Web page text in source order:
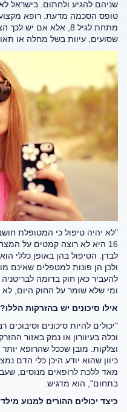
שניהם להגיע ולחתום. בישראל
טופס הסכמה מדעת. רופא
מתחת לגיל 8, אלא אם
שסועים, עיוות בשל מחלה או
"לא יהיה טיפול כי המטופלת
לבדן. הטיפול בהן באופן כללי
ולכן הן פונות למטפלים שאינם
להעביר כאן חוק בדומה לבריטניה
ומי שלא שומר על החוק היום,
אילו סיכונים יש בהזרקות הללו?
"יכולים להיות סיכונים
וכלה בעיוורון או נמק באזור
וצלקות. מובן שככל שהרופא
כיוון שהוא יודע היכן כלי הדם
מאד ללכת לרופאים מנוסים,
בתחום", הוא מדגיש.
כיצד יכולים ההורים למנוע